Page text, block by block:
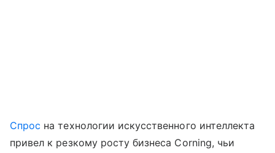
Спрос на технологии искусственного интеллекта
привел к резкому росту бизнеса Corning, чьи